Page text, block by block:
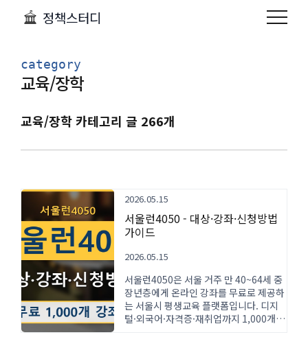
정책스터디
category
교육/장학
교육/장학 카테고리 글 266개
2026.05.15
서울런4050 - 대상·강좌·신청방법
가이드
2026.05.15
서울런4050은 서울 거주 만 40~64세 중
장년층에게 온라인 강좌를 무료로 제공하
는 서울시 평생교육 플랫폼입니다. 디지
털·외국어·자격증·재취업까지 1,000개